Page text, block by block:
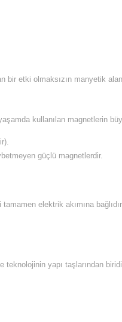
bir etki olmaksızın manyetik
kullanılan magnetlerin
güçlü magnetlerdir.
elektrik akımına
yapı taşlarından